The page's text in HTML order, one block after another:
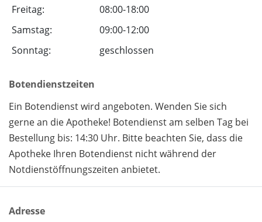
Freitag:
08:00-18:00
Samstag:
09:00-12:00
Sonntag:
geschlossen
Botendienstzeiten
Ein Botendienst wird angeboten. Wenden Sie sich
gerne an die Apotheke! Botendienst am selben Tag bei
Bestellung bis: 14:30 Uhr. Bitte beachten Sie, dass die
Apotheke Ihren Botendienst nicht während der
Notdienstöffnungszeiten anbietet.
Adresse